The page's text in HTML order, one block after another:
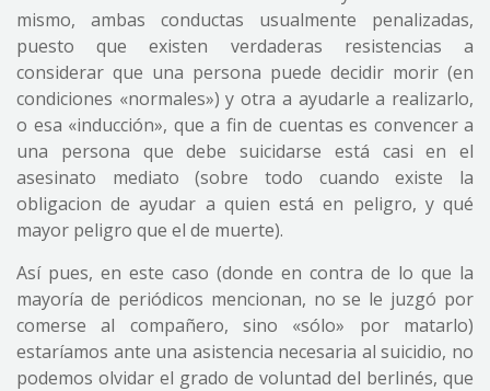
mismo, ambas conductas usualmente penalizadas,
puesto que existen verdaderas resistencias a
considerar que una persona puede decidir morir (en
condiciones «normales») y otra a ayudarle a realizarlo,
o esa «inducción», que a fin de cuentas es convencer a
una persona que debe suicidarse está casi en el
asesinato mediato (sobre todo cuando existe la
obligacion de ayudar a quien está en peligro, y qué
mayor peligro que el de muerte).
Así pues, en este caso (donde en contra de lo que la
mayoría de periódicos mencionan, no se le juzgó por
comerse al compañero, sino «sólo» por matarlo)
estaríamos ante una asistencia necesaria al suicidio, no
podemos olvidar el grado de voluntad del berlinés, que